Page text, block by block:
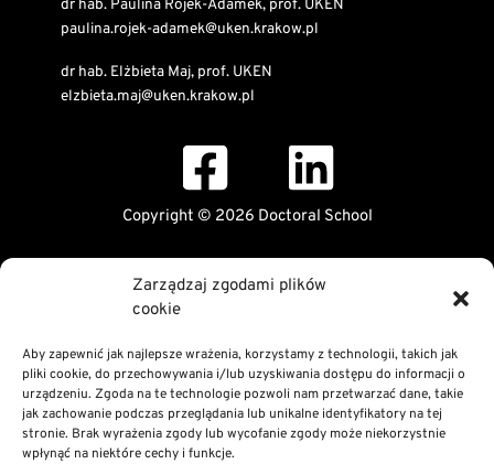
Zarządzaj zgodami plików
cookie
Aby zapewnić jak najlepsze wrażenia, korzystamy z technologii, takich jak
pliki cookie, do przechowywania i/lub uzyskiwania dostępu do informacji o
urządzeniu. Zgoda na te technologie pozwoli nam przetwarzać dane, takie
jak zachowanie podczas przeglądania lub unikalne identyfikatory na tej
stronie. Brak wyrażenia zgody lub wycofanie zgody może niekorzystnie
wpłynąć na niektóre cechy i funkcje.
dr hab. Paulina Rojek-Adamek, prof. UKEN
paulina.rojek-adamek@uken.krakow.pl
dr hab. Elżbieta Maj, prof. UKEN
elzbieta.maj@uken.krakow.pl
Copyright © 2026 Doctoral School
Declaration of digital accessibility
RODO Statement